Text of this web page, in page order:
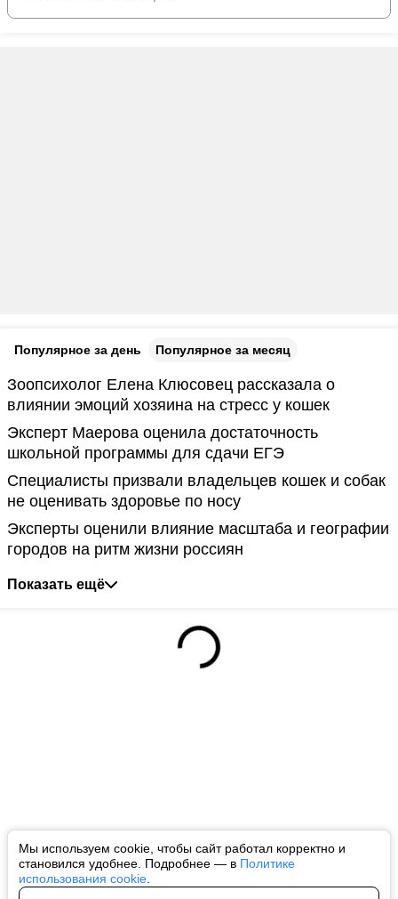
Мы используем cookie, чтобы сайт работал корректно и
становился удобнее. Подробнее — в Политике
использования cookie
Популярное за день Популярное за месяц
Зоопсихолог Елена Клюсовец рассказала о
влиянии эмоций хозяина на стресс у кошек
Эксперт Маерова оценила достаточность
школьной программы для сдачи ЕГЭ
Специалисты призвали владельцев кошек и собак
не оценивать здоровье по носу
Эксперты оценили влияние масштаба и географии
городов на ритм жизни россиян
Показать ещё